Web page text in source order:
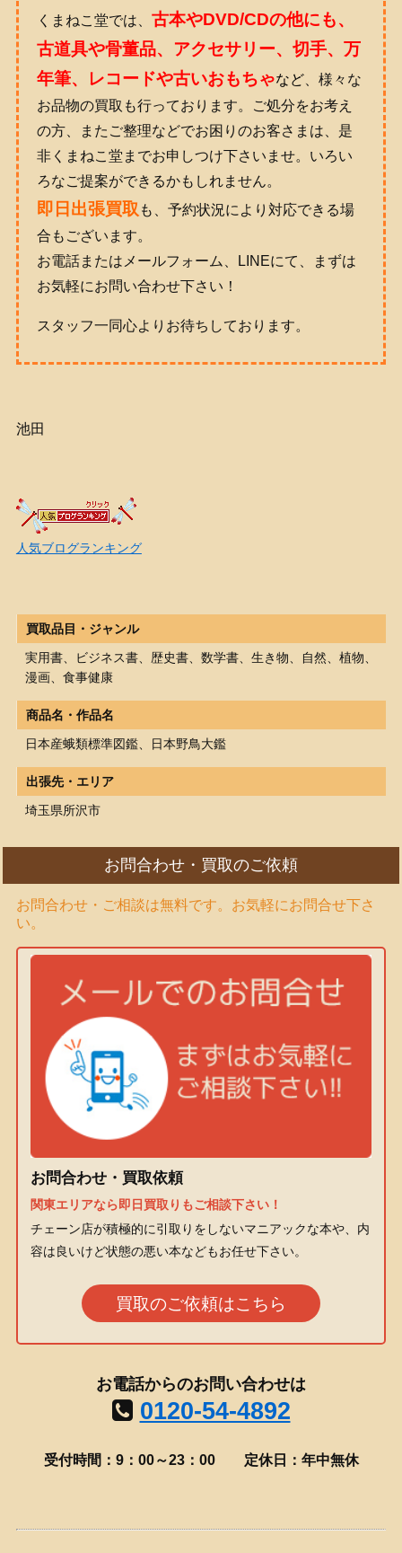
くまねこ堂では、 古本やDVD/CDの他にも、
古道具や骨董品、アクセサリー、切手、万
年筆、レコードや古いおもちゃなど、様々な
お品物の買取も行っております。ご処分をお考え
の方、またご整理などでお困りのお客さまは、是
非くまねこ堂までお申しつけ下さいませ。いろい
ろなご提案ができるかもしれません。
即日出張買取 も、予約状況により対応できる場
合もございます。
お電話またはメールフォーム、LINEにて、まずは
お気軽にお問い合わせ下さい！
スタッフ一同心よりお待ちしております。
池田
人気ブログランキング
買取品目・ジャンル
実用書、ビジネス書、歴史書、数学書、生き物、自然、植物、
漫画、食事健康
商品名・作品名
日本産蛾類標準図鑑、日本野鳥大鑑
出張先・エリア
埼玉県所沢市
お問合わせ・買取のご依頼
お問合わせ・ご相談は無料です。お気軽にお問合せ下さ
い。
お問合わせ・買取依頼
関東エリアなら即日買取りもご相談下さい！
チェーン店が積極的に引取りをしないマニアックな本や、内
容は良いけど状態の悪い本などもお任せ下さい。
買取のご依頼はこちら
お電話からのお問い合わせは
0120-54-4892
受付時間：9：00～23：00 定休日：年中無休